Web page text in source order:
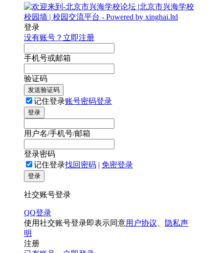
登录
没有账号？立即注册
手机号或邮箱
验证码
发送验证码
记住登录账号密码登录
登录
用户名/手机号/邮箱
登录密码
记住登录找回密码 | 免密登录
登录
社交账号登录
QQ登录
使用社交账号登录即表示同意用户协议
隐私声
明
注册